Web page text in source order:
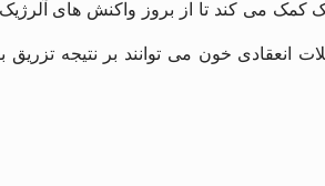
می‌ کند تا از بروز واکنش‌ های آلرژیک
انعقادی خون می‌ توانند بر نتیجه تزریق